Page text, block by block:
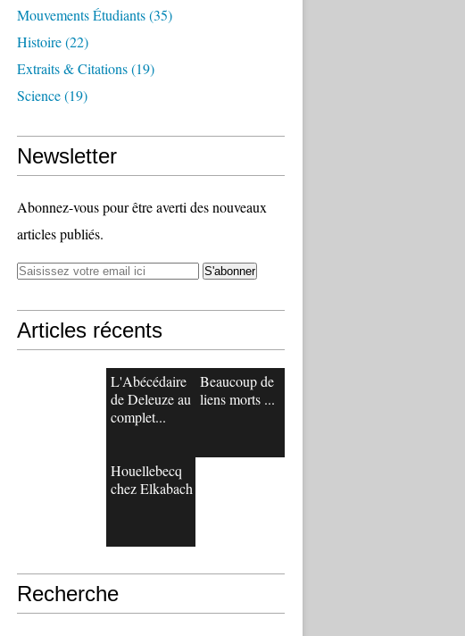
Mouvements Étudiants(35)
Histoire(22)
Extraits & Citations(19)
Science(19)
Newsletter
Abonnez-vous pour être averti des nouveaux
articles publiés.
Articles récents
L'Abécédaire
de Deleuze au
complet...
Beaucoup de
liens morts ...
Houellebecq
chez Elkabach
Recherche